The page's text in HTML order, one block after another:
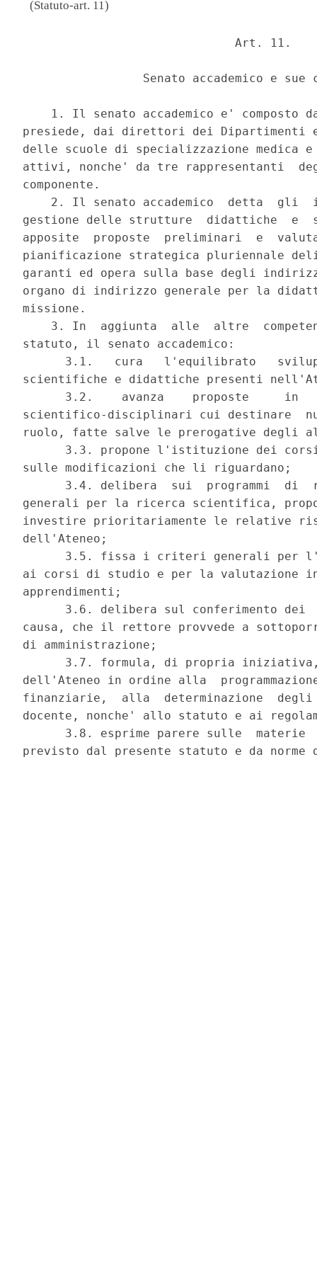
(Statuto-art. 11)
                              Art. 11.
Senato accademico e sue
1. Il senato accademico e' composto
presiede, dai direttori dei Dipartimenti
delle scuole di specializzazione
attivi, nonche' da tre rappresentanti
componente.
2. Il senato accademico  detta  gli
gestione delle strutture  didattiche  e
apposite  proposte  preliminari  e
pianificazione strategica pluriennale
garanti ed opera sulla base degli
organo di indirizzo generale per la
missione.
3. In  aggiunta  alle  altre
statuto, il senato accademico:
3.1.   cura   l'equilibrato
scientifiche e didattiche presenti
3.2.    avanza    proposte     in
scientifico-disciplinari cui destinare
ruolo, fatte salve le prerogative degli
3.3. propone l'istituzione dei
sulle modificazioni che li riguardano;
3.4. delibera  sui  programmi  di
generali per la ricerca scientifica,
investire prioritariamente le relative
dell'Ateneo;
3.5. fissa i criteri generali per
ai corsi di studio e per la
apprendimenti;
3.6. delibera sul conferimento dei
causa, che il rettore provvede a
di amministrazione;
3.7. formula, di propria
dell'Ateneo in ordine alla
finanziarie,  alla  determinazione
docente, nonche' allo statuto e ai
3.8. esprime parere sulle  materie
previsto dal presente statuto e da